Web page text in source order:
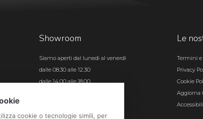
Showroom
Siamo aperti dal lunedì al venerdì
dalle 08.30 alle 12.30
dalle 14.00 alle 18.00
Le
Termini
Privacy
Cookie
Aggiorna